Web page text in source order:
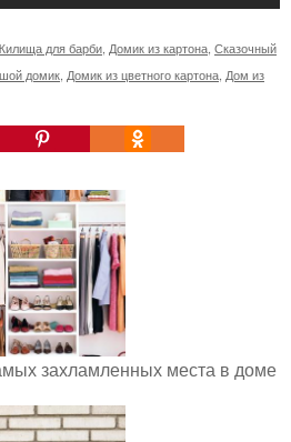
для барби Домик из картона Сказочный
домик Домик из цветного картона Дом из
захламленных места в доме